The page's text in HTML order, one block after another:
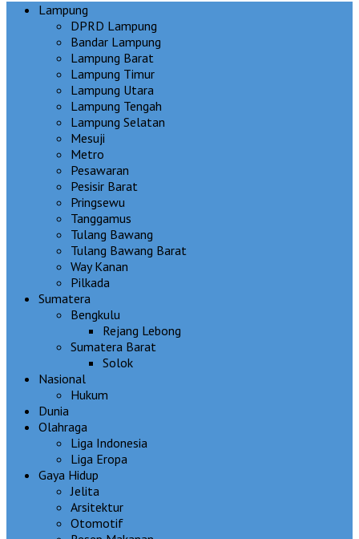
Lampung
DPRD Lampung
Bandar Lampung
Lampung Barat
Lampung Timur
Lampung Utara
Lampung Tengah
Lampung Selatan
Mesuji
Metro
Pesawaran
Pesisir Barat
Pringsewu
Tanggamus
Tulang Bawang
Tulang Bawang Barat
Way Kanan
Pilkada
Sumatera
Bengkulu
Rejang Lebong
Sumatera Barat
Solok
Nasional
Hukum
Dunia
Olahraga
Liga Indonesia
Liga Eropa
Gaya Hidup
Jelita
Arsitektur
Otomotif